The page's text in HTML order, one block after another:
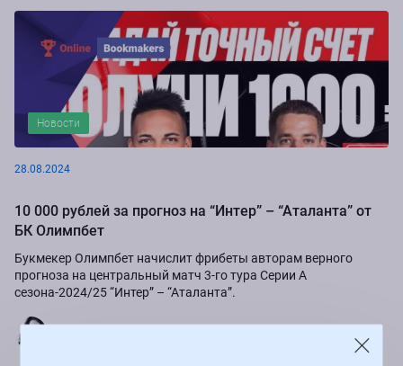
Новости
28.08.2024
10 000 рублей за прогноз на “Интер” – “Аталанта” от
БК Олимпбет
Букмекер Олимпбет начислит фрибеты авторам верного
прогноза на центральный матч 3-го тура Серии А
сезона-2024/25 “Интер” – “Аталанта”.